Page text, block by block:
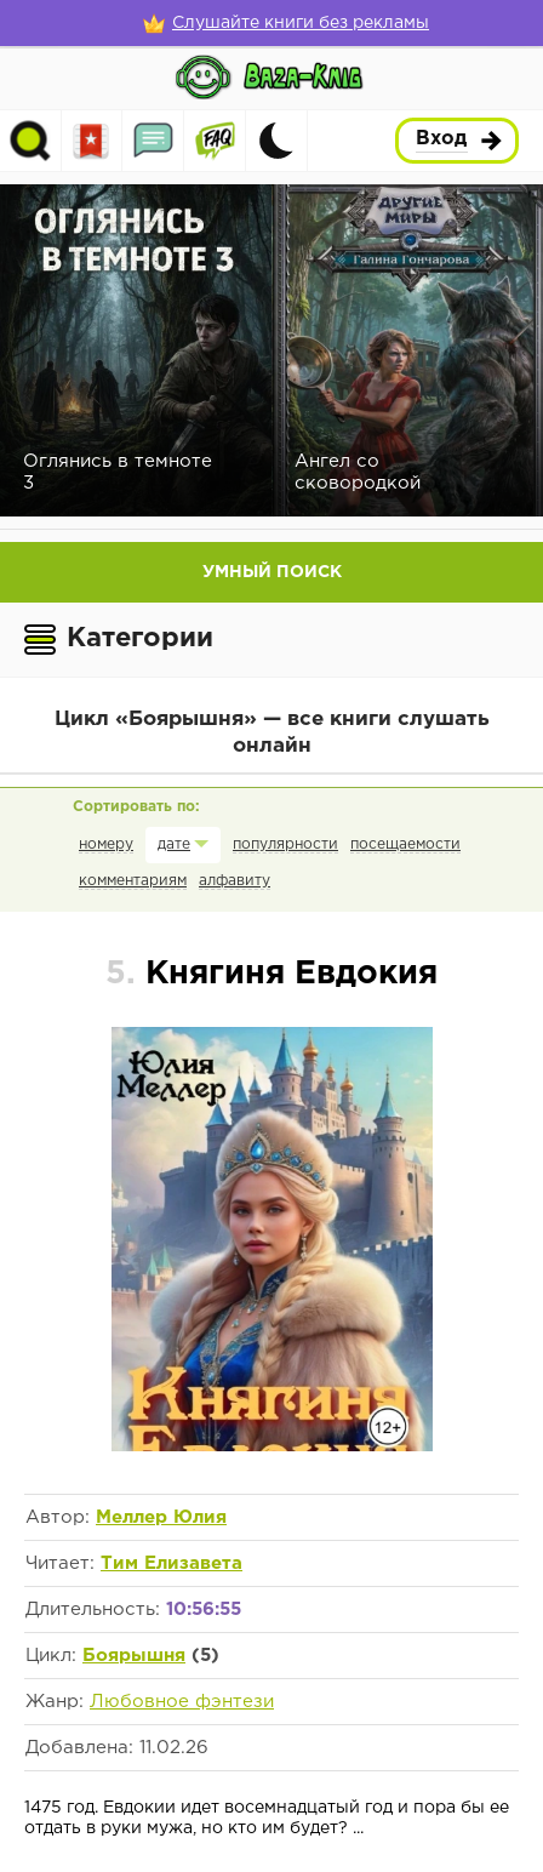
Слушайте книги без рекламы
Вход
Оглянись в темноте
3
Ангел со
сковородкой
УМНЫЙ ПОИСК
Категории
Цикл «Боярышня» — все книги слушать
онлайн
номеру дате популярности посещаемости
комментариям алфавиту
5. Княгиня Евдокия
Автор: Меллер Юлия
Читает: Тим Елизавета
Длительность: 10:56:55
Цикл: Боярышня (5)
Жанр: Любовное фэнтези
Добавлена: 11.02.26
1475 год. Евдокии идет восемнадцатый год и пора бы ее
отдать в руки мужа, но кто им будет? ...